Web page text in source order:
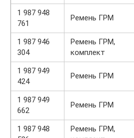
1 987 948
761
Ремень ГРМ
1 987 946
304
Ремень ГРМ,
комплект
1 987 949
424
Ремень ГРМ
1 987 949
662
Ремень ГРМ
1 987 948
Ремень ГРМ,